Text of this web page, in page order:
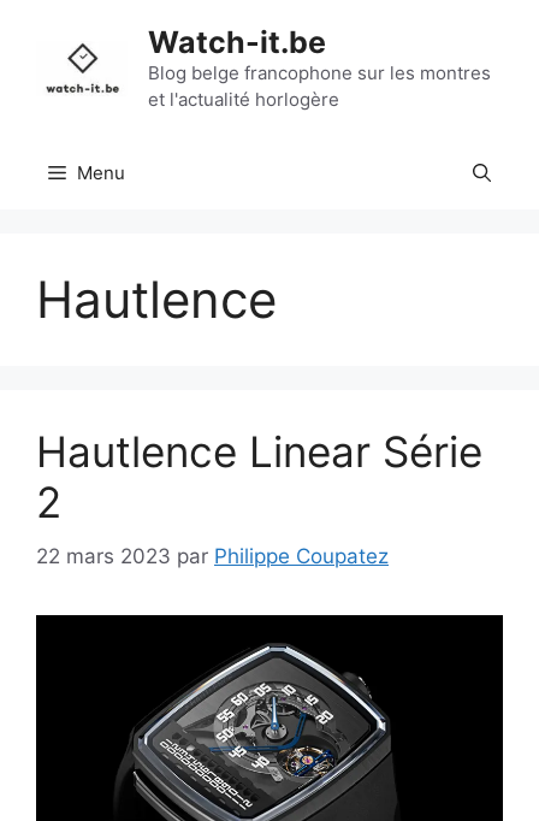
contenu
Watch-it.be
Blog belge francophone sur les montres
et l'actualité horlogère
Menu
Hautlence
Hautlence Linear Série
2
22 mars 2023 par Philippe Coupatez